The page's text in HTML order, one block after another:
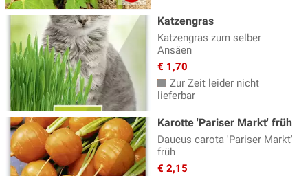
Katzengras
Katzengras zum selber
Ansäen
€ 1,70
Zur Zeit leider nicht
lieferbar
Karotte 'Pariser Markt' früh
Daucus carota 'Pariser Markt'
früh
€ 2,15